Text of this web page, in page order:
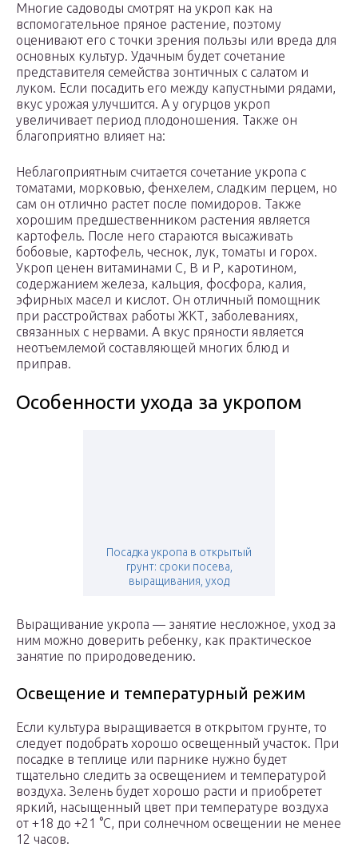
Многие садоводы смотрят на укроп как на
вспомогательное пряное растение, поэтому
оценивают его с точки зрения пользы или вреда для
основных культур. Удачным будет сочетание
представителя семейства зонтичных с салатом и
луком. Если посадить его между капустными рядами,
вкус урожая улучшится. А у огурцов укроп
увеличивает период плодоношения. Также он
благоприятно влияет на:
Неблагоприятным считается сочетание укропа с
томатами, морковью, фенхелем, сладким перцем, но
сам он отлично растет после помидоров. Также
хорошим предшественником растения является
картофель. После него стараются высаживать
бобовые, картофель, чеснок, лук, томаты и горох.
Укроп ценен витаминами С, В и Р, каротином,
содержанием железа, кальция, фосфора, калия,
эфирных масел и кислот. Он отличный помощник
при расстройствах работы ЖКТ, заболеваниях,
связанных с нервами. А вкус пряности является
неотъемлемой составляющей многих блюд и
приправ.
Особенности ухода за укропом
Посадка укропа в открытый
грунт: сроки посева,
выращивания, уход
Выращивание укропа — занятие несложное, уход за
ним можно доверить ребенку, как практическое
занятие по природоведению.
Освещение и температурный режим
Если культура выращивается в открытом грунте, то
следует подобрать хорошо освещенный участок. При
посадке в теплице или парнике нужно будет
тщательно следить за освещением и температурой
воздуха. Зелень будет хорошо расти и приобретет
яркий, насыщенный цвет при температуре воздуха
от +18 до +21 °C, при солнечном освещении не менее
12 часов.